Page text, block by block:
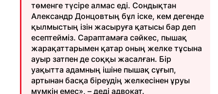
төменге түсіре алмас еді. Сондықтан
Александр Донцовтың бұл іске, кем дегенде
қылмыстың ізін жасыруға қатысы бар деп
есептейміз. Сараптамаға сәйкес, пышақ
жарақаттарымен қатар оның желке тұсына
ауыр затпен де соққы жасалған. Бір
уақытта адамның ішіне пышақ сұғып,
артынан басқа біреудің желкесінен ұруы
мүмкін емес», – деді адвокат.